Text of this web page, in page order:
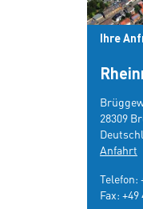
Ihre
28309
Anfahrt
Telefon:
Fax: +49